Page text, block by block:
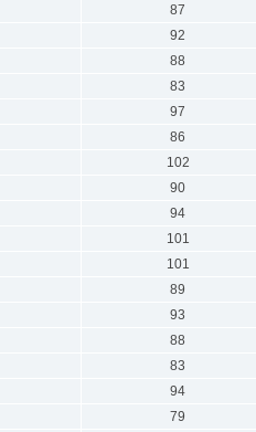
87
92
88
83
97
86
102
90
94
101
101
89
93
88
83
94
79